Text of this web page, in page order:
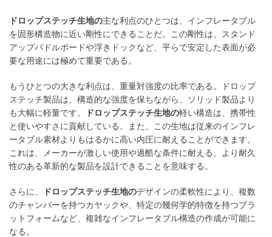
ドロップステッチ生地の主な利点のひとつは、インフレータブル
を固形構造物に近い剛性にできることだ。この剛性は、スタンド
アップパドルボードや浮きドックなど、平らで安定した表面が必
要な用途には極めて重要である。
もうひとつの大きな利点は、重量対強度の比率である。ドロップ
ステッチ製品は、構造的な強度を保ちながら、ソリッド製品より
も大幅に軽量です。
ドロップステッチ生地の軽い構造は、携帯性
と使いやすさに貢献している。また、この生地は従来のインフレ
ータブル素材よりもはるかに高い内圧に耐えることができます。
これは、メーカーが激しい使用や過酷な条件に耐える、より耐久
性のある革新的な製品を設計できることを意味する。
さらに、 ドロップステッチ生地のデザインの柔軟性により、複数
のチャンバーを持つカヤックや、特定の幾何学的特徴を持つプラ
ットフォームなど、複雑なインフレータブル構造の作成が可能に
なる。